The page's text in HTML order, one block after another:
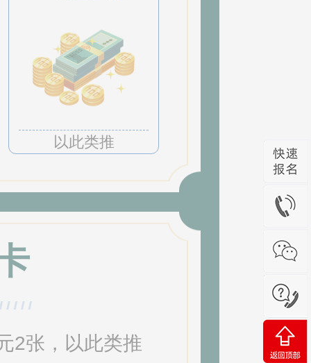
以此类推
2张，以此类推